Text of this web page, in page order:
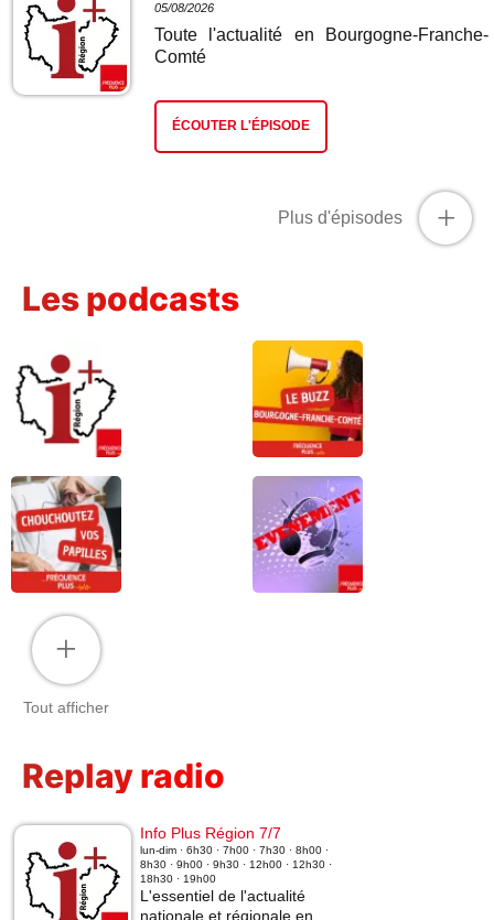
05/08/2026
Toute l'actualité en Bourgogne-Franche-
Comté
ÉCOUTER L'ÉPISODE
+
Plus d'épisodes
Les podcasts
+
Tout afficher
Replay radio
Info Plus Région 7/7
lun-dim · 6h30 · 7h00 · 7h30 · 8h00 ·
8h30 · 9h00 · 9h30 · 12h00 · 12h30 ·
18h30 · 19h00
L'essentiel de l'actualité
nationale et régionale en